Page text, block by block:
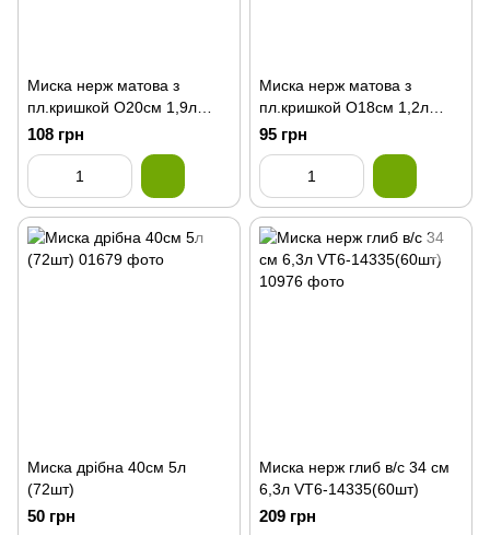
Миска нерж матова з
пл.кришкой О20см 1,9л
VT6-19677-1(60шт)
108 грн
Миска нерж матова з
пл.кришкой О18см 1,2л
VT6-19676-1(60шт)
95 грн
Миска дрібна 40см 5л
(72шт)
50 грн
Миска нерж глиб в/с 34 см
6,3л VT6-14335(60шт)
209 грн